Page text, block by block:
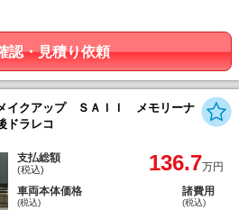
認・見積り依頼
イクアップ ＳＡＩＩ メモリーナ
ラレコ
支払総額
(税込) 136.7万円
車両本体価格
(税込)
諸費用
(税込)